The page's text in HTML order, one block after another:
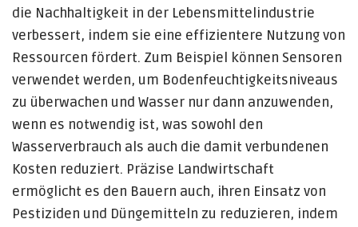
die Nachhaltigkeit in der Lebensmittelindustrie
verbessert, indem sie eine effizientere Nutzung von
Ressourcen fördert. Zum Beispiel können Sensoren
verwendet werden, um Bodenfeuchtigkeitsniveaus
zu überwachen und Wasser nur dann anzuwenden,
wenn es notwendig ist, was sowohl den
Wasserverbrauch als auch die damit verbundenen
Kosten reduziert. Präzise Landwirtschaft
ermöglicht es den Bauern auch, ihren Einsatz von
Pestiziden und Düngemitteln zu reduzieren, indem